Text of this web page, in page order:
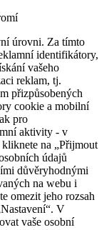
úrovni. Za tímto
identifikátory,
vašeho
reklam, tj.
přizpůsobených
cookie a mobilní
pro
aktivity - v
na „Přijmout
údajů
důvěryhodnými
na webu i
omezit jeho rozsah
V
vaše osobní